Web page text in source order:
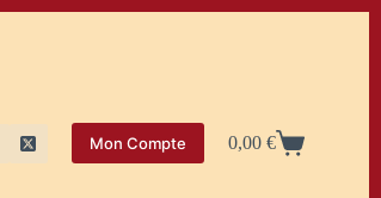
Mon Compte
Panier
0,00€